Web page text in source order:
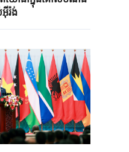
រ៉ង់